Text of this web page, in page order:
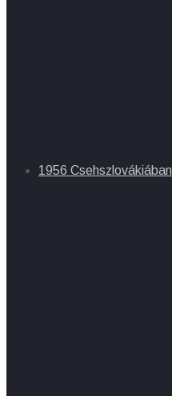
1956 Csehszlovákiában